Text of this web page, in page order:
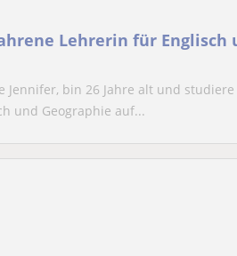
Lehrerin für Englisch
bin 26 Jahre alt und
und Geographie auf...